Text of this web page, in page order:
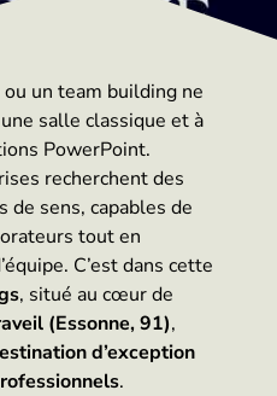
un team building ne
salle classique et à
PowerPoint.
recherchent des
de sens, capables de
tout en
C’est dans cette
, situé au cœur de
(Essonne, 91),
d’exception
.